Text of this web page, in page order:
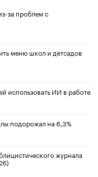
за проблем с
меню школ и детсадов
использовать ИИ в работе
подорожал на 6,3%
журнала